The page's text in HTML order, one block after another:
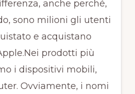
anche perché,
sono milioni gli utenti
e acquistano
prodotti più
i dispositivi mobili,
Ovviamente, i nomi